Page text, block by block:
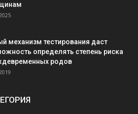
механизм тестирования даст
определять степень риска
родов